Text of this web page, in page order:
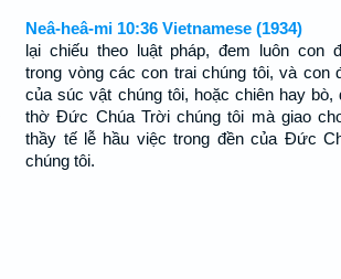
Neâ-heâ-mi 10:36 Vietnamese (1934)
lại chiếu theo luật pháp, đem luôn con
trong vòng các con trai chúng tôi, và con
của súc vật chúng tôi, hoặc chiên hay bò,
thờ Ðức Chúa Trời chúng tôi mà giao
thầy tế lễ hầu việc trong đền của Ðức
chúng tôi.